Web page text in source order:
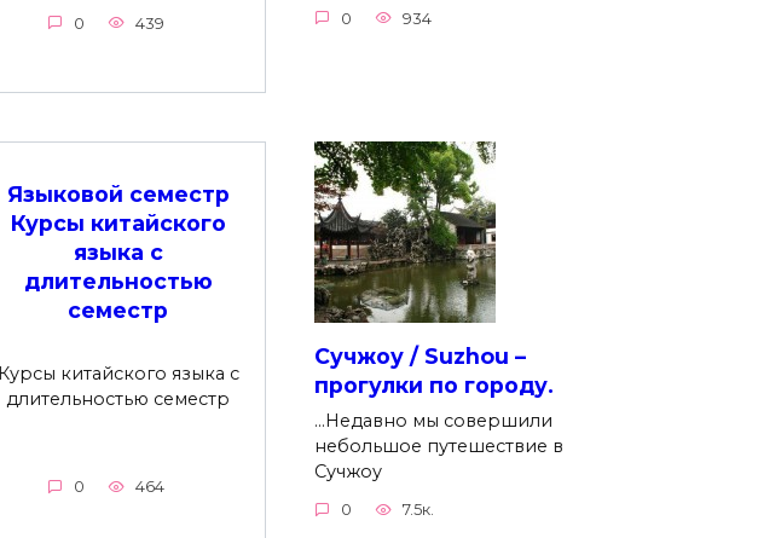
0 439 0 934
Языковой семестр
Курсы китайского
языка с
длительностью
семестр
Курсы китайского языка с
длительностью семестр
0 464
Сучжоу / Suzhou –
прогулки по городу.
…Недавно мы совершили
небольшое путешествие в
Сучжоу
0 7.5к.